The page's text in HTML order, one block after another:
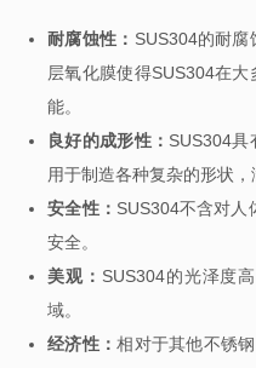
耐腐蚀性： SUS304的耐
层氧化膜使得SUS304在
能。
良好的成形性： SUS304具
用于制造各种复杂的形状，
安全性： SUS304不含对人
安全。
美观： SUS304的光泽度
域。
经济性：相对于其他不锈